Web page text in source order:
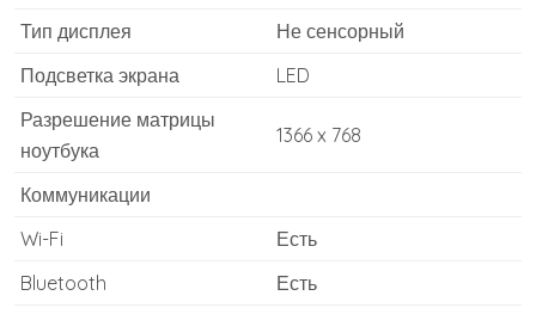
Тип дисплея
Не сенсорный
Подсветка экрана
LED
Разрешение матрицы
ноутбука
1366 x 768
Коммуникации
Wi-Fi
Есть
Bluetooth
Есть